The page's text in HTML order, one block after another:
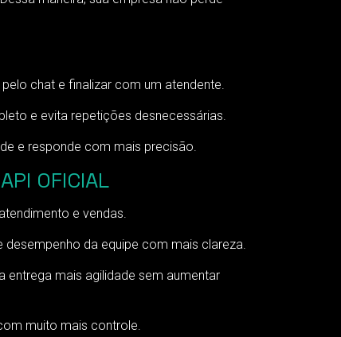
chat e finalizar com um atendente.
e evita repetições desnecessárias.
e responde com mais precisão.
OFICIAL
e vendas.
da equipe com mais clareza.
mais agilidade sem aumentar
muito mais controle.